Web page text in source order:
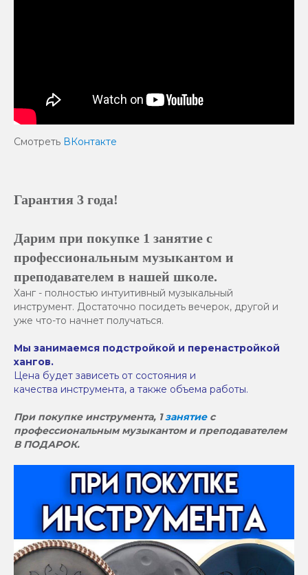
Смотреть ВКонтакте
Гарантия 3 года!
Дарим при покупке 1 занятие с
профессиональным музыкантом и
преподавателем в нашей школе.
Ханг - полностью интуитивный музыкальный
инструмент. Достаточно посидеть вечерок, другой и
уже что-то начнет получаться.
Мы занимаемся подстройкой и перенастройкой
хангов.
Цена будет зависеть от состояния и
качества инструмента, а также объема работы.
При покупке инструмента, 1занятиес
профессиональным музыкантом и преподавателем
В ПОДАРОК.